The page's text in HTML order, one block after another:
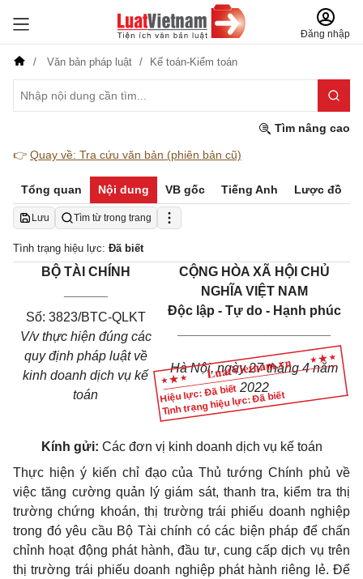
Đăng nhập
Văn bản pháp luật Kế toán-Kiểm toán
Tìm nâng cao
👉 Quay về: Tra cứu văn bản (phiên bản cũ)
Tổng quan Nội dung VB gốc Tiếng Anh Lược đồ
Lưu Tìm từ trong trang
Tình trạng hiệu lực: Đã biết
Hiệu lực: Đã biết
Tình trạng hiệu lực: Đã biết
BỘ TÀI CHÍNH
Số: 3823/BTC-QLKT
V/v thực hiện đúng các
quy định pháp luật về
kinh doanh dịch vụ kế
toán
CỘNG HÒA XÃ HỘI CHỦ
NGHĨA VIỆT NAM
Độc lập - Tự do - Hạnh phúc
Hà Nội, ngày 27 tháng 4 năm
2022
Kính gửi: Các đơn vị kinh doanh dịch vụ kế toán
Thực hiện ý kiến chỉ đạo của Thủ tướng Chính phủ về
việc tăng cường quản lý giám sát, thanh tra, kiểm tra thị
trường chứng khoán, thị trường trái phiếu doanh nghiệp
trong đó yêu cầu Bộ Tài chính có các biện pháp để chấn
chỉnh hoạt động phát hành, đầu tư, cung cấp dịch vụ trên
thị trường trái phiếu doanh nghiệp phát hành riêng lẻ. Để